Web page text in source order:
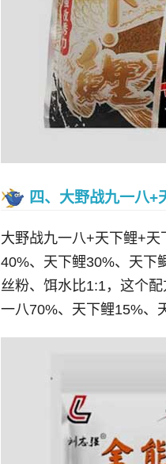
四、大野战九一八+
大野战九一八+天下鲤+
40%、天下鲤30%、天下
丝粉、饵水比1:1，这个
一八70%、天下鲤15%、